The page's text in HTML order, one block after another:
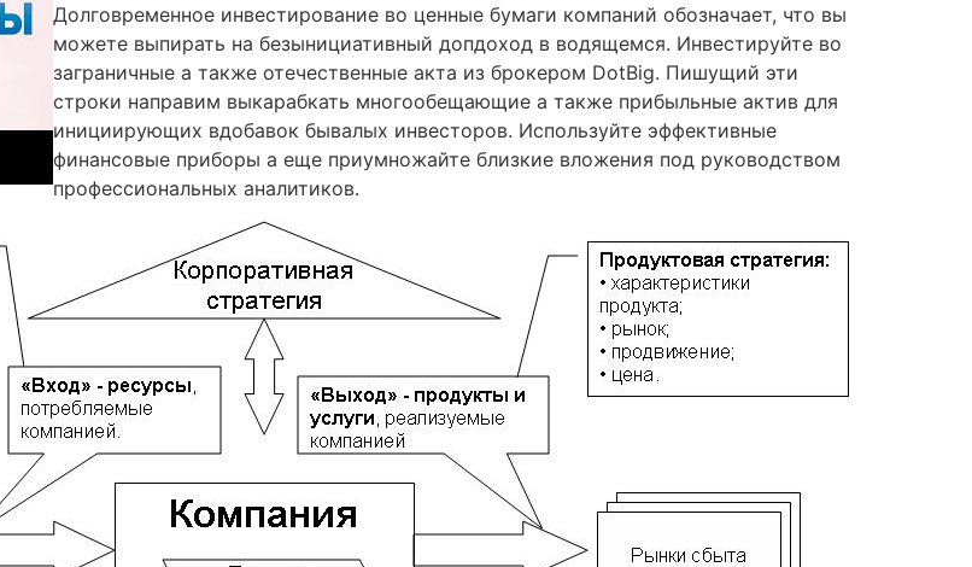
Долговременное инвестирование во ценные бумаги компаний обозначает, что вы
можете выпирать на безынициативный допдоход в водящемся. Инвестируйте во
заграничные а также отечественные акта из брокером DotBig. Пишущий эти
строки направим выкарабкать многообещающие а также прибыльные актив для
инициирующих вдобавок бывалых инвесторов. Используйте эффективные
финансовые приборы а еще приумножайте близкие вложения под руководством
профессиональных аналитиков.